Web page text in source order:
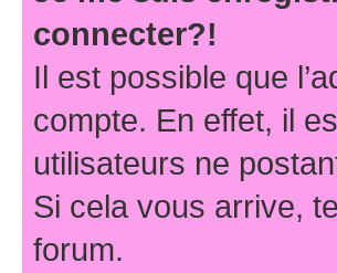
connecter?!
Il est possible que
compte. En effet, il
utilisateurs ne
Si cela vous arrive,
forum.